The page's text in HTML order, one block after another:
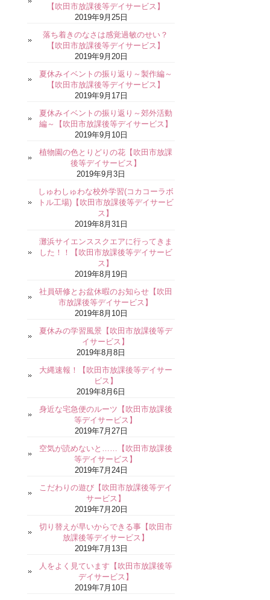
【吹田市放課後等デイサービス】
2019年9月25日
落ち着きのなさは感覚過敏のせい？
【吹田市放課後等デイサービス】
2019年9月20日
夏休みイベントの振り返り～製作編～
【吹田市放課後等デイサービス】
2019年9月17日
夏休みイベントの振り返り～郊外活動
編～【吹田市放課後等デイサービス】
2019年9月10日
植物園の色とりどりの花【吹田市放課
後等デイサービス】
2019年9月3日
しゅわしゅわな校外学習(コカコーラボ
トル工場)【吹田市放課後等デイサービ
ス】
2019年8月31日
灘浜サイエンススクエアに行ってきま
した！！【吹田市放課後等デイサービ
ス】
2019年8月19日
社員研修とお盆休暇のお知らせ【吹田
市放課後等デイサービス】
2019年8月10日
夏休みの学習風景【吹田市放課後等デ
イサービス】
2019年8月8日
大縄速報！【吹田市放課後等デイサー
ビス】
2019年8月6日
身近な宅急便のルーツ【吹田市放課後
等デイサービス】
2019年7月27日
空気が読めないと……【吹田市放課後
等デイサービス】
2019年7月24日
こだわりの遊び【吹田市放課後等デイ
サービス】
2019年7月20日
切り替えが早いからできる事【吹田市
放課後等デイサービス】
2019年7月13日
人をよく見ています【吹田市放課後等
デイサービス】
2019年7月10日